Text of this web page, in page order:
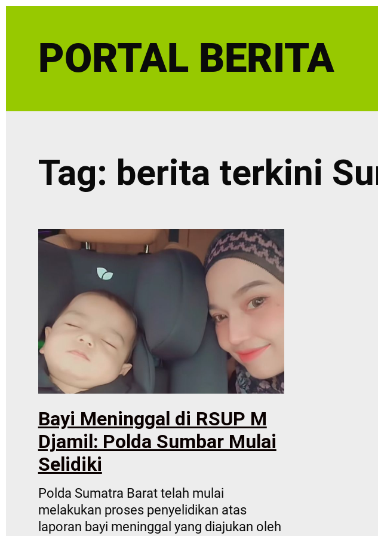
contentPORTAL BERITA
Tag: berita terkini
Bayi Meninggal di RSUP M
Djamil: Polda Sumbar Mulai
Selidiki
Polda Sumatra Barat telah mulai
melakukan proses penyelidikan atas
laporan bayi meninggal yang diajukan oleh